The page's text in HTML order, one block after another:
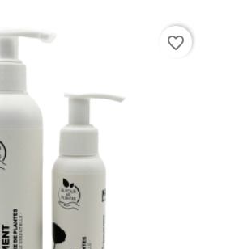
favorite_border